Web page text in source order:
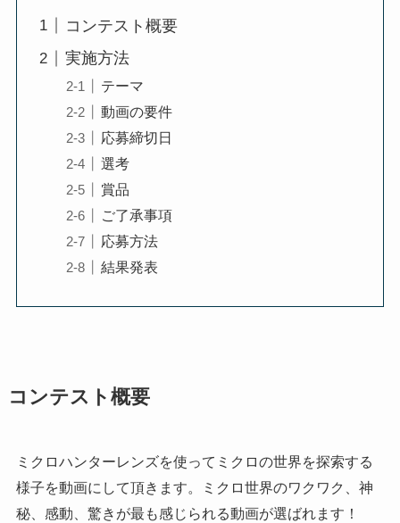
コンテスト概要
実施方法
テーマ
動画の要件
応募締切日
選考
賞品
ご了承事項
応募方法
結果発表
コンテスト概要
ミクロハンターレンズを使ってミクロの世界を探索する
様子を動画にして頂きます。ミクロ世界のワクワク、神
秘、感動、驚きが最も感じられる動画が選ばれます！